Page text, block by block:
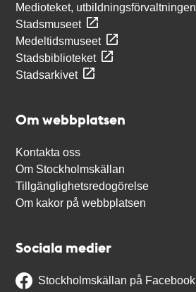
Medioteket, utbildningsförvaltningen
Stadsmuseet
Medeltidsmuseet
Stadsbiblioteket
Stadsarkivet
Om webbplatsen
Kontakta oss
Om Stockholmskällan
Tillgänglighetsredogörelse
Om kakor på webbplatsen
Sociala medier
Stockholmskällan på Facebook